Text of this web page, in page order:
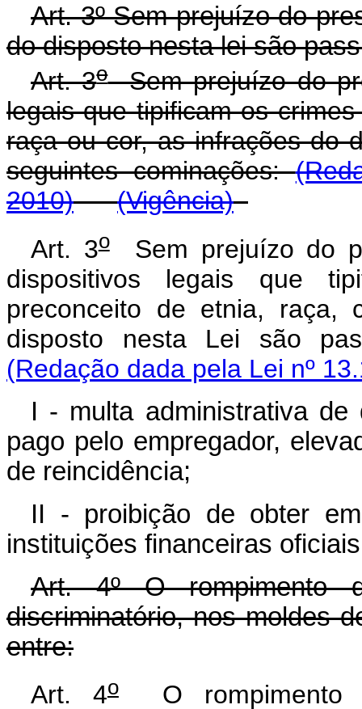
Art. 3º Sem prejuízo do
do disposto nesta lei são
Art. 3oSem prejuízo do
legais que tipificam os
raça ou cor, as infrações do
seguintes cominações:
2010)
(Vigência)
Art. 3oSem prejuízo do
dispositivos legais que
preconceito de etnia, raça,
disposto nesta Lei são
(Redação dada pela Lei nº
I - multa administrativa
pago pelo empregador,
de reincidência;
II - proibição de obter
instituições financeiras
Art. 4º O rompimento
discriminatório, nos moldes
entre:
Art. 4oO rompimento